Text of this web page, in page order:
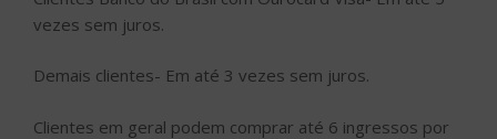
vezes sem juros.
Demais clientes- Em até 3 vezes sem juros.
Clientes em geral podem comprar até 6 ingressos por